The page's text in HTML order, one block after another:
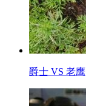
爵士 VS 老鹰